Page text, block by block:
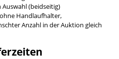
(beidseitig)
Handlaufhalter,
Anzahl in der Auktion gleich